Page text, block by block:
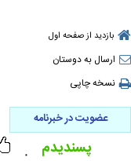
بازدید از صفحه اول
ارسال به دوستان
نسخه چاپی
عضویت در خبرنامه
۰ پسندیدم